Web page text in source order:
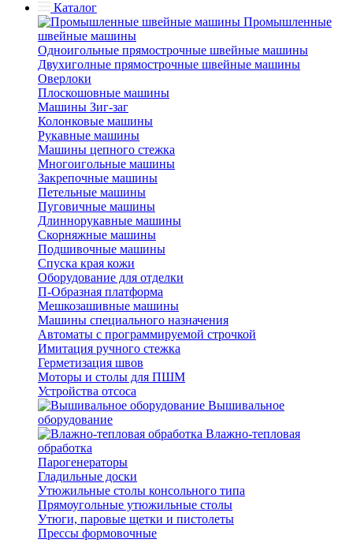
Каталог
Промышленные
швейные машины
Одноигольные прямострочные швейные машины
Двухиголные прямострочные швейные машины
Оверлоки
Плоскошовные машины
Машины Зиг-заг
Колонковые машины
Рукавные машины
Машины цепного стежка
Многоигольные машины
Закрепочные машины
Петельные машины
Пуговичные машины
Длиннорукавные машины
Скорняжные машины
Подшивочные машины
Спуска края кожи
Оборудование для отделки
П-Образная платформа
Мешкозашивные машины
Машины специального назначения
Автоматы с программируемой строчкой
Имитация ручного стежка
Герметизация швов
Моторы и столы для ПШМ
Устройства отсоса
Вышивальное
оборудование
Влажно-тепловая
обработка
Парогенераторы
Гладильные доски
Утюжильные столы консольного типа
Прямоугольные утюжильные столы
Утюги, паровые щетки и пистолеты
Прессы формовочные